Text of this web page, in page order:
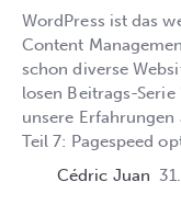
WordPress ist das
Content
schon diverse
losen Beitrags-
unsere Erfahrungen
Teil 7: Pagespeed
Cédric Juan